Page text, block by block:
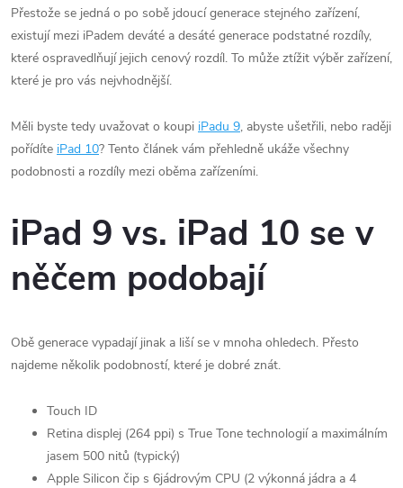
Přestože se jedná o po sobě jdoucí generace stejného zařízení,
existují mezi iPadem deváté a desáté generace podstatné rozdíly,
které ospravedlňují jejich cenový rozdíl. To může ztížit výběr zařízení,
které je pro vás nejvhodnější.
Měli byste tedy uvažovat o koupi iPadu 9, abyste ušetřili, nebo raději
pořídíte iPad 10? Tento článek vám přehledně ukáže všechny
podobnosti a rozdíly mezi oběma zařízeními.
iPad 9 vs. iPad 10 se v
něčem podobají
Obě generace vypadají jinak a liší se v mnoha ohledech. Přesto
najdeme několik podobností, které je dobré znát.
Touch ID
Retina displej (264 ppi) s True Tone technologií a maximálním
jasem 500 nitů (typický)
Apple Silicon čip s 6jádrovým CPU (2 výkonná jádra a 4